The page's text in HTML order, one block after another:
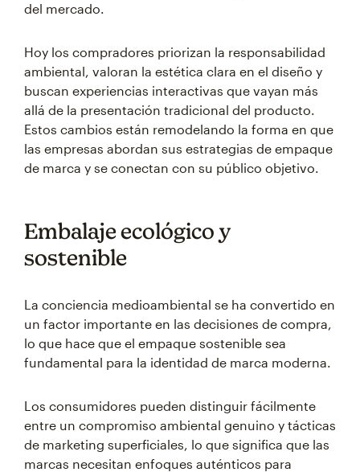
del mercado.
Hoy los compradores priorizan la responsabilidad
ambiental, valoran la estética clara en el diseño y
buscan experiencias interactivas que vayan más
allá de la presentación tradicional del producto.
Estos cambios están remodelando la forma en que
las empresas abordan sus estrategias de empaque
de marca y se conectan con su público objetivo.
Embalaje ecológico y
sostenible
La conciencia medioambiental se ha convertido en
un factor importante en las decisiones de compra,
lo que hace que el empaque sostenible sea
fundamental para la identidad de marca moderna.
Los consumidores pueden distinguir fácilmente
entre un compromiso ambiental genuino y tácticas
de marketing superficiales, lo que significa que las
marcas necesitan enfoques auténticos para